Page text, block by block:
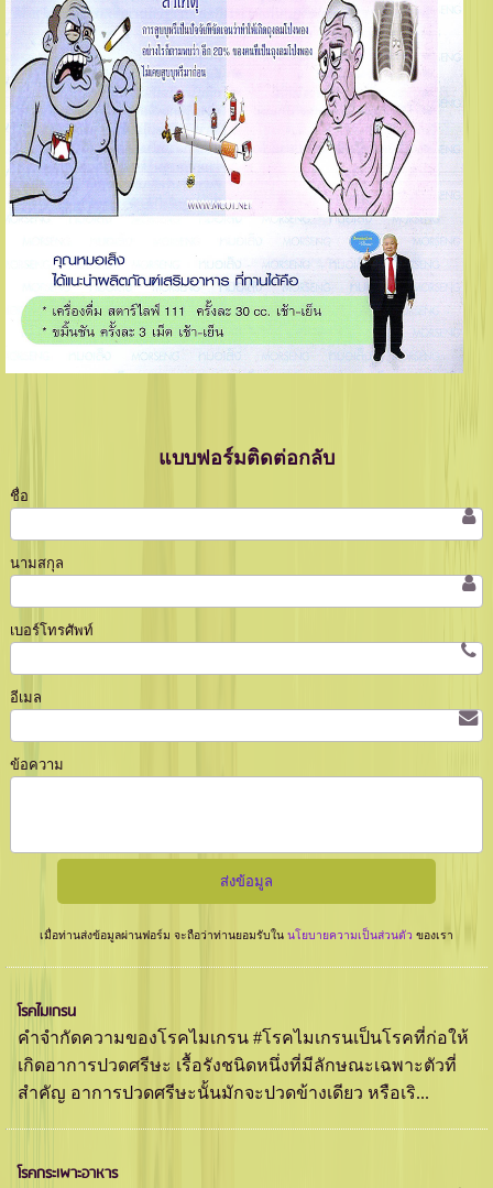
แบบฟอร์มติดต่อกลับ
ชื่อ
นามสกุล
เบอร์โทรศัพท์
อีเมล
ข้อความ
เมื่อท่านส่งข้อมูลผ่านฟอร์ม จะถือว่าท่านยอมรับในนโยบายความเป็นส่วนตัว ของเรา
โรคไมเกรน
คำจำกัดความของโรคไมเกรน #โรคไมเกรนเป็นโรคที่ก่อให้
เกิดอาการปวดศรีษะ เรื้อรังชนิดหนึ่งที่มีลักษณะเฉพาะตัวที่
สำคัญ อาการปวดศรีษะนั้นมักจะปวดข้างเดียว หรือเริ...
โรคกระเพาะอาหาร